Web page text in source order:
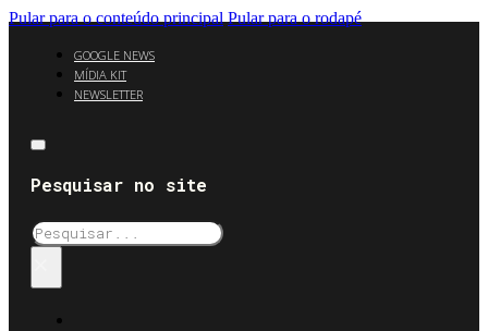
Pular para o conteúdo principal Pular para o rodapé
GOOGLE NEWS
MÍDIA KIT
NEWSLETTER
Pesquisar no site
Pesquisar